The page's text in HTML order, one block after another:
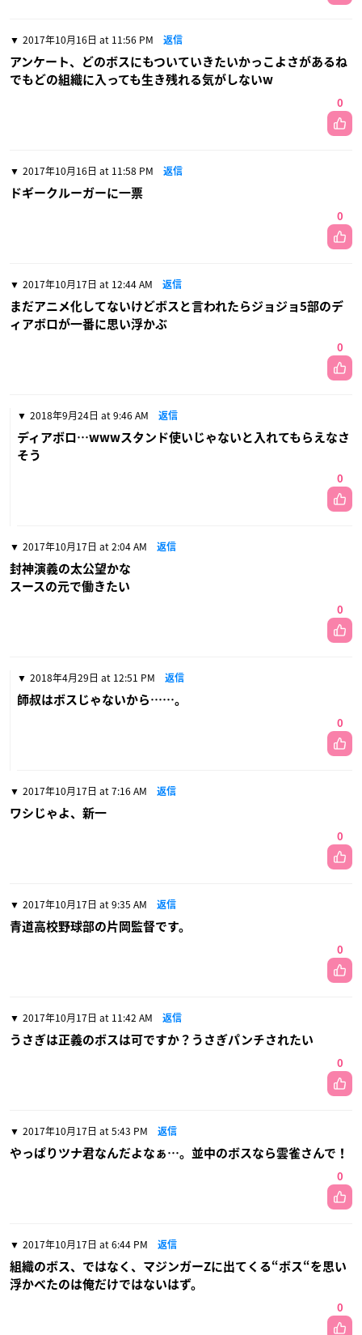
2017年10月16日 at 11:56 PM 返信
アンケート、どのボスにもついていきたいかっこよさがあるね
でもどの組織に入っても生き残れる気がしないw
0
2017年10月16日 at 11:58 PM 返信
ドギークルーガーに一票
0
2017年10月17日 at 12:44 AM 返信
まだアニメ化してないけどボスと言われたらジョジョ5部のデ
ィアボロが一番に思い浮かぶ
0
2018年9月24日 at 9:46 AM 返信
ディアボロ…wwwスタンド使いじゃないと入れてもらえなさ
そう
0
2017年10月17日 at 2:04 AM 返信
封神演義の太公望かな
スースの元で働きたい
0
2018年4月29日 at 12:51 PM 返信
師叔はボスじゃないから……。
0
2017年10月17日 at 7:16 AM 返信
ワシじゃよ、新一
0
2017年10月17日 at 9:35 AM 返信
青道高校野球部の片岡監督です。
0
2017年10月17日 at 11:42 AM 返信
うさぎは正義のボスは可ですか？うさぎパンチされたい
0
2017年10月17日 at 5:43 PM 返信
やっぱりツナ君なんだよなぁ…。並中のボスなら雲雀さんで！
0
2017年10月17日 at 6:44 PM 返信
組織のボス、ではなく、マジンガーZに出てくる“ボス“を思い
浮かべたのは俺だけではないはず。
0